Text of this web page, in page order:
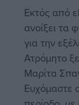
Εκτός από
ανοίξει τα
για την
Ατρόμητο
Μαρίτα
Ευχόμαστε